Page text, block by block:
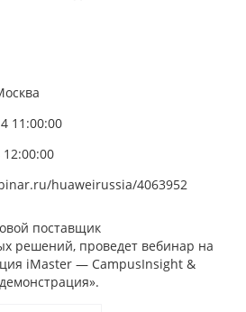
11:00:00
huaweirussia/4063952
поставщик
решений, проведет вебинар на
iMaster — CampusInsight &